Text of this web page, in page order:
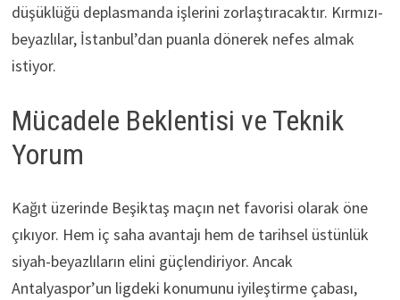
düşüklüğü deplasmanda işlerini zorlaştıracaktır. Kırmızı-
beyazlılar, İstanbul’dan puanla dönerek nefes almak
istiyor.
Mücadele Beklentisi ve Teknik
Yorum
Kağıt üzerinde Beşiktaş maçın net favorisi olarak öne
çıkıyor. Hem iç saha avantajı hem de tarihsel üstünlük
siyah-beyazlıların elini güçlendiriyor. Ancak
Antalyaspor’un ligdeki konumunu iyileştirme çabası,